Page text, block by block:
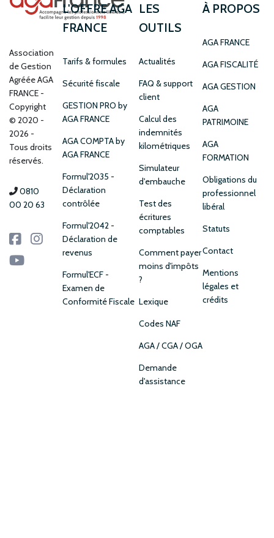
Association
de Gestion
Agréée AGA
FRANCE
Copyright
© 2020 -
2026 -
Tous droits
réservés.
0810
00 20 63
L'OFFRE AGA
FRANCE
Tarifs & formules
Sécurité fiscale
GESTION PRO by
AGA FRANCE
AGA COMPTA by
AGA FRANCE
Formul'2035 -
Déclaration
contrôlée
Formul'2042 -
Déclaration de
revenus
Formul'ECF -
Examen de
Conformité Fiscale
LES
OUTILS
Actualités
FAQ & support
client
Calcul des
indemnités
kilométriques
Simulateur
d'embauche
Test des
écritures
comptables
Comment payer
moins d'impôts
?
Lexique
Codes NAF
AGA / CGA / OGA
Demande
d'assistance
À PROPOS
AGA FRANCE
AGA FISCALITÉ
AGA GESTION
AGA
PATRIMOINE
AGA
FORMATION
Obligations du
professionnel
libéral
Statuts
Contact
Mentions
légales et
crédits